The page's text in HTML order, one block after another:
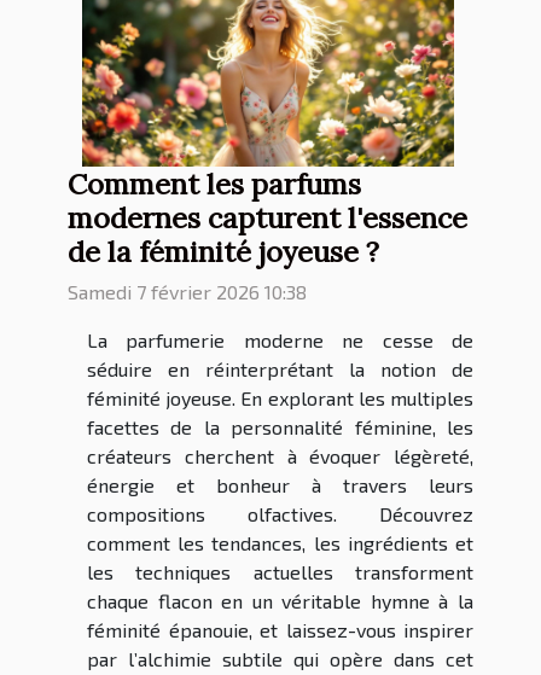
Comment les parfums
modernes capturent l'essence
de la féminité joyeuse ?
Samedi 7 février 2026 10:38
La parfumerie moderne ne cesse de
séduire en réinterprétant la notion de
féminité joyeuse. En explorant les multiples
facettes de la personnalité féminine, les
créateurs cherchent à évoquer légèreté,
énergie et bonheur à travers leurs
compositions olfactives. Découvrez
comment les tendances, les ingrédients et
les techniques actuelles transforment
chaque flacon en un véritable hymne à la
féminité épanouie, et laissez-vous inspirer
par l’alchimie subtile qui opère dans cet